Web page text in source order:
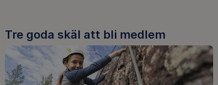
Tre goda skäl att bli medlem